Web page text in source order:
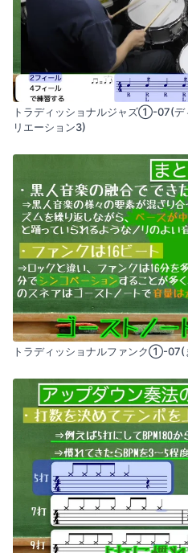
トラディッショナルジャズ①-07(デ
リエーション3)
トラディッショナルファンク①-07(